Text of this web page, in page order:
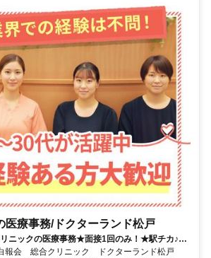
医療事務/ドクターランド松戸
ニックの医療事務★面接1回のみ！★駅チカ♪グ
戸新田内★
報会 総合クリニック ドクターランド松戸